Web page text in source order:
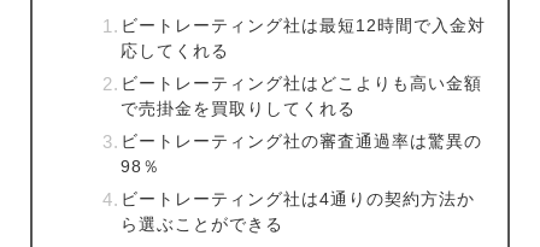
ビートレーティング社は最短12時間で入金対
応してくれる
ビートレーティング社はどこよりも高い金額
で売掛金を買取りしてくれる
ビートレーティング社の審査通過率は驚異の
98％
ビートレーティング社は4通りの契約方法か
ら選ぶことができる